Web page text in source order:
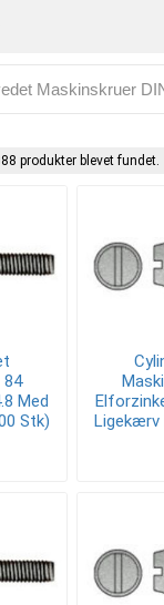
produkter blevet fundet.
84
Med
Stk)
Ligekærv